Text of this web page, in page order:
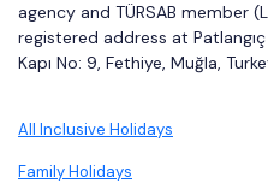
agency and TÜRSAB member
registered address at Patlangıç
Kapı No: 9, Fethiye, Muğla,
All Inclusive Holidays
Family Holidays